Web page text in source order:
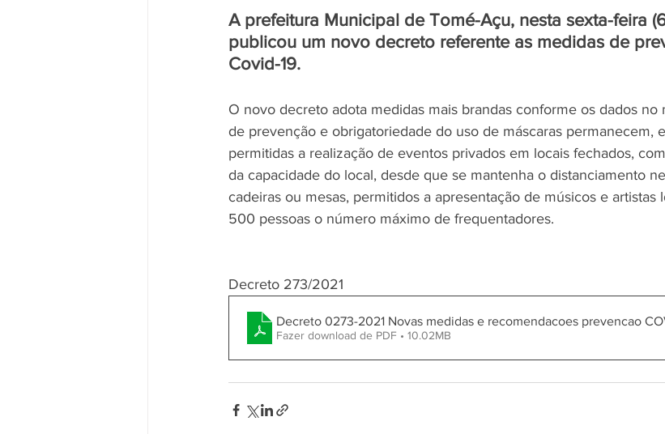
A prefeitura Municipal de Tomé-Açu, nesta sexta-feira
publicou um novo decreto referente as medidas de
Covid-19.
O novo decreto adota medidas mais brandas conforme os dados no
de prevenção e obrigatoriedade do uso de máscaras permanecem,
permitidas a realização de eventos privados em locais fechados,
da capacidade do local, desde que se mantenha o distanciamento
cadeiras ou mesas, permitidos a apresentação de músicos e artistas
500 pessoas o número máximo de frequentadores.
Decreto 273/2021
Decreto 0273-2021 Novas medidas e recomendacoes prevencao
Fazer download de PDF • 10.02MB